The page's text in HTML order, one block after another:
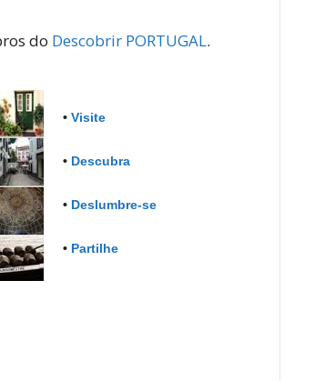
do Descobrir PORTUGAL.
• Visite
• Descubra
• Deslumbre-se
• Partilhe